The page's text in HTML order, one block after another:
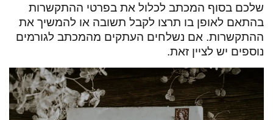
שלכם בסוף המכתב לכלול את בפרטי ההתקשרות
בהתאם לאופן בו תרצו לקבל תשובה או להמשיך את
ההתקשרות. אם נשלחים העתקים מהמכתב לגורמים
נוספים יש לציין זאת.